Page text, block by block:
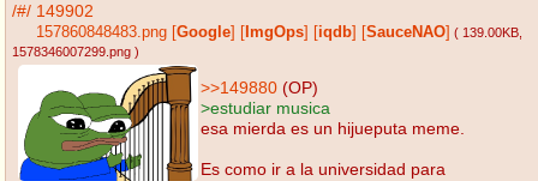
/#/ 149902
157860848483.png Google ImgOps iqdb SauceNAO ( 139.00KB
1578346007299.png )
>>149880 (OP)
>estudiar musica
esa mierda es un hijueputa meme.
Es como ir a la universidad para